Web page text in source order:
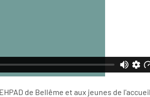
de Bellême et aux jeunes de